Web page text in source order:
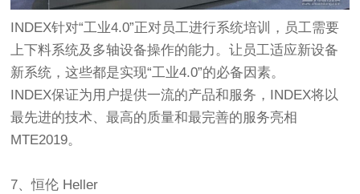
INDEX针对“工业4.0”正对员工进行系统培训，员工需要
上下料系统及多轴设备操作的能力。让员工适应新设备
新系统，这些都是实现“工业4.0”的必备因素。
INDEX保证为用户提供一流的产品和服务，INDEX将以
最先进的技术、最高的质量和最完善的服务亮相
MTE2019。
7、恒伦 Heller